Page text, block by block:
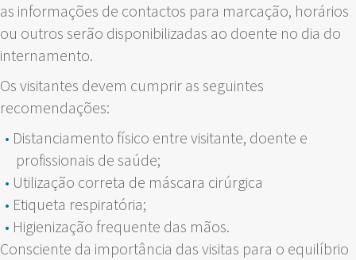
as informações de contactos para marcação, horários
ou outros serão disponibilizadas ao doente no dia do
internamento.
Os visitantes devem cumprir as seguintes
recomendações:
Distanciamento físico entre visitante, doente e
profissionais de saúde;
Utilização correta de máscara cirúrgica
Etiqueta respiratória;
Higienização frequente das mãos.
Consciente da importância das visitas para o equilíbrio